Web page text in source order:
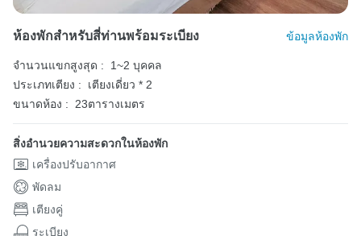
ห้องพักสำหรับสี่ท่านพร้อมระเบียง ข้อมูลห้องพัก
จำนวนแขกสูงสุด :
1~2 บุคคล
ประเภทเตียง :
เตียงเดี่ยว * 2
ขนาดห้อง :
23ตารางเมตร
สิ่งอำนวยความสะดวกในห้องพัก
เครื่องปรับอากาศ
พัดลม
เตียงคู่
ระเบียง